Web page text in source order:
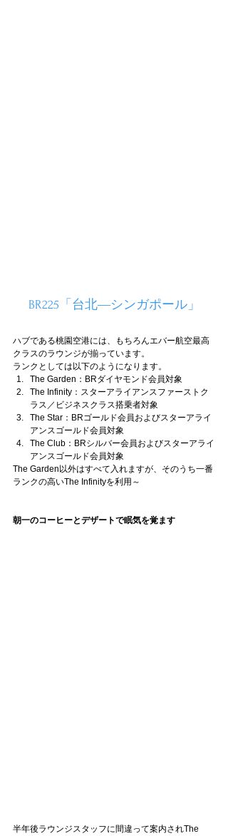
BR225「台北―シンガポール」
ハブである桃園空港には、もちろんエバー航空最高
クラスのラウンジが揃っています。
ランクとしては以下のようになります。
The Garden：BRダイヤモンド会員対象
The Infinity：スターアライアンスファーストク
ラス／ビジネスクラス搭乗者対象
The Star：BRゴールド会員およびスターアライ
アンスゴールド会員対象
The Club：BRシルバー会員およびスターアライ
アンスゴールド会員対象
The Garden以外はすべて入れますが、そのうち一番
ランクの高いThe Infinityを利用～
朝一のコーヒーとデザートで眠気を覚ます
半年後ラウンジスタッフに間違って案内されThe